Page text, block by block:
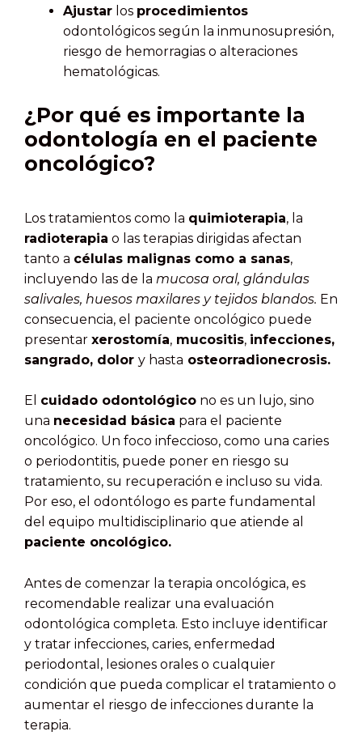
Ajustar los procedimientos
odontológicos según la inmunosupresión,
riesgo de hemorragias o alteraciones
hematológicas.
¿Por qué es importante la
odontología en el paciente
oncológico?
Los tratamientos como la quimioterapia, la
radioterapia o las terapias dirigidas afectan
tanto a células malignas como a sanas,
incluyendo las de la mucosa oral, glándulas
salivales, huesos maxilares y tejidos blandos. En
consecuencia, el paciente oncológico puede
presentar xerostomía, mucositis, infecciones,
sangrado, dolor y hasta osteorradionecrosis.
El cuidado odontológico no es un lujo, sino
una necesidad básica para el paciente
oncológico. Un foco infeccioso, como una caries
o periodontitis, puede poner en riesgo su
tratamiento, su recuperación e incluso su vida.
Por eso, el odontólogo es parte fundamental
del equipo multidisciplinario que atiende al
paciente oncológico.
Antes de comenzar la terapia oncológica, es
recomendable realizar una evaluación
odontológica completa. Esto incluye identificar
y tratar infecciones, caries, enfermedad
periodontal, lesiones orales o cualquier
condición que pueda complicar el tratamiento o
aumentar el riesgo de infecciones durante la
terapia.